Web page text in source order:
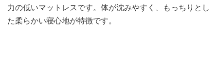
力の低いマットレスです。体が沈みやすく、もっちりとし
た柔らかい寝心地が特徴です。